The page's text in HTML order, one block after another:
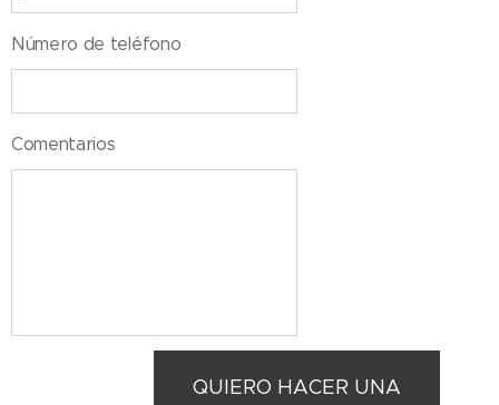
Número de teléfono
Comentarios
QUIERO HACER UNA